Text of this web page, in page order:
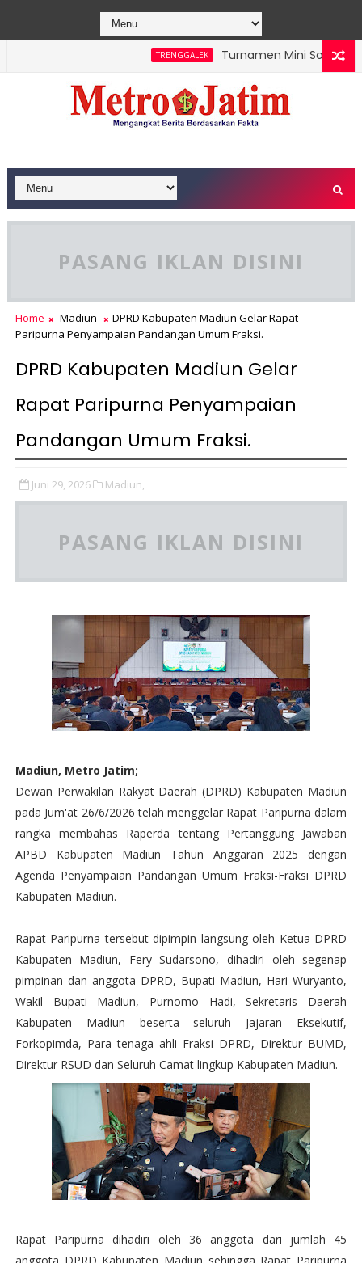
TRENGGALEK Turnamen Mini Soccer
PASANG IKLAN DISINI
Home Madiun
DPRD Kabupaten Madiun Gelar Rapat
Paripurna Penyampaian Pandangan Umum Fraksi.
DPRD Kabupaten Madiun Gelar
Rapat Paripurna Penyampaian
Pandangan Umum Fraksi.
Juni 29, 2026 Madiun,
PASANG IKLAN DISINI
Madiun, Metro Jatim;
Dewan Perwakilan Rakyat Daerah (DPRD) Kabupaten Madiun
pada Jum'at 26/6/2026 telah menggelar Rapat Paripurna dalam
rangka membahas Raperda tentang Pertanggung Jawaban
APBD Kabupaten Madiun Tahun Anggaran 2025 dengan
Agenda Penyampaian Pandangan Umum Fraksi-Fraksi DPRD
Kabupaten Madiun.
Rapat Paripurna tersebut dipimpin langsung oleh Ketua DPRD
Kabupaten Madiun, Fery Sudarsono, dihadiri oleh segenap
pimpinan dan anggota DPRD, Bupati Madiun, Hari Wuryanto,
Wakil Bupati Madiun, Purnomo Hadi, Sekretaris Daerah
Kabupaten Madiun beserta seluruh Jajaran Eksekutif,
Forkopimda, Para tenaga ahli Fraksi DPRD, Direktur BUMD,
Direktur RSUD dan Seluruh Camat lingkup Kabupaten Madiun.
Rapat Paripurna dihadiri oleh 36 anggota dari jumlah 45